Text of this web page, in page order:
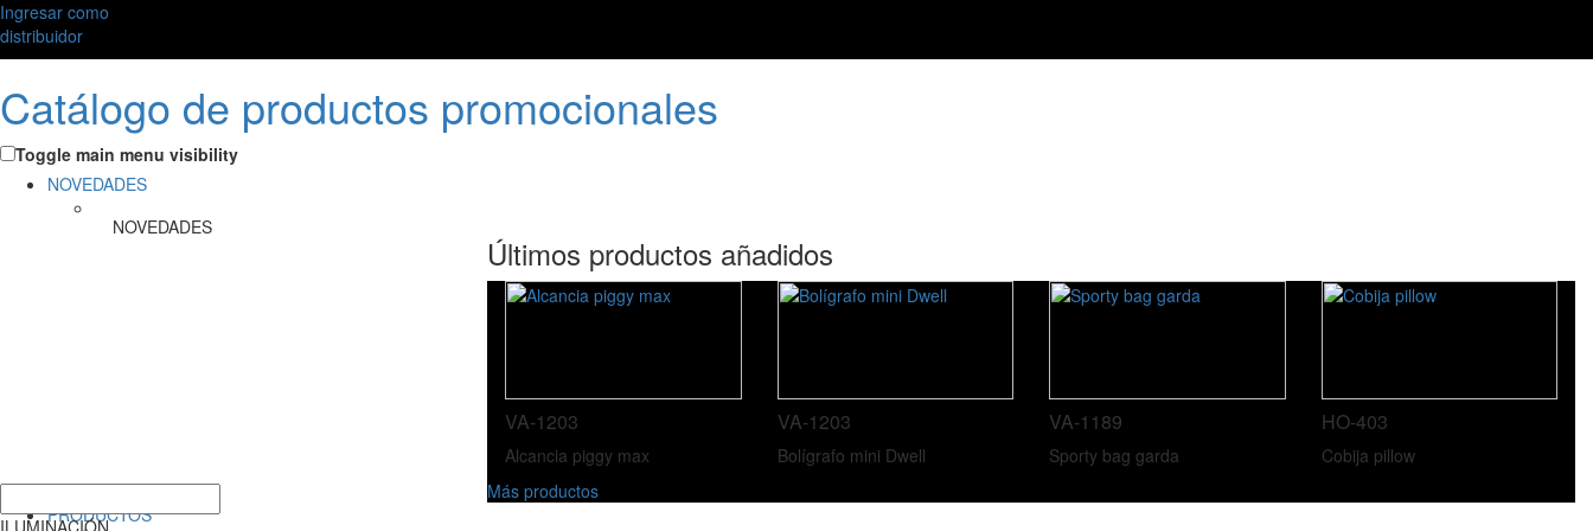
Ingresar como
distribuidor
Catálogo de productos promocionales
Toggle main menu visibility
NOVEDADES
NOVEDADES
Últimos productos añadidos
VA-1203
Alcancia piggy max
VA-1203
Bolígrafo mini Dwell
VA-1189
Sporty bag garda
HO-403
Cobija pillow
Más productos
PRODUCTOS
ILUMINACIÓN